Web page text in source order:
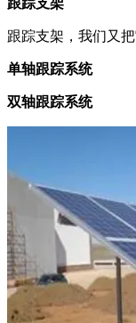
跟踪支架，我们又把
单轴跟踪系统
双轴跟踪系统